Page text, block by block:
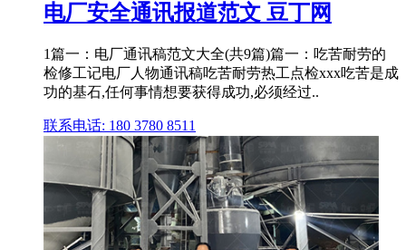
电厂安全通讯报道范文 豆丁网
1篇一：电厂通讯稿范文大全(共9篇)篇一：吃苦耐劳的
检修工记电厂人物通讯稿吃苦耐劳热工点检xxx吃苦是成
功的基石,任何事情想要获得成功,必须经过..
联系电话: 180 3780 8511